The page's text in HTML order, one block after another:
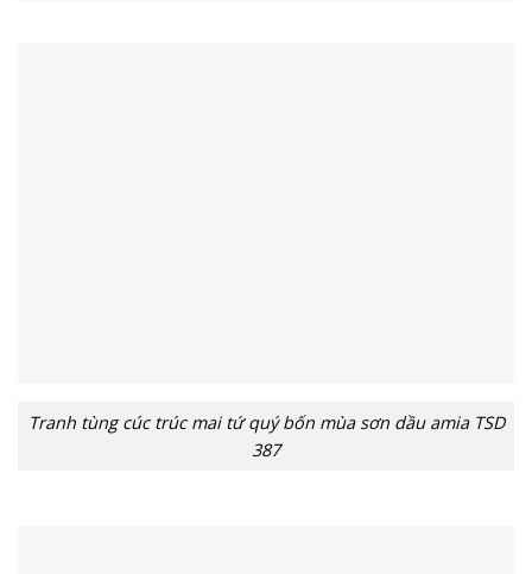
Tranh tùng cúc trúc mai tứ quý bốn mùa sơn dầu amia TSD
387